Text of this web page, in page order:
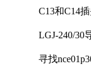
C13和C14
LGJ-240/30
寻找